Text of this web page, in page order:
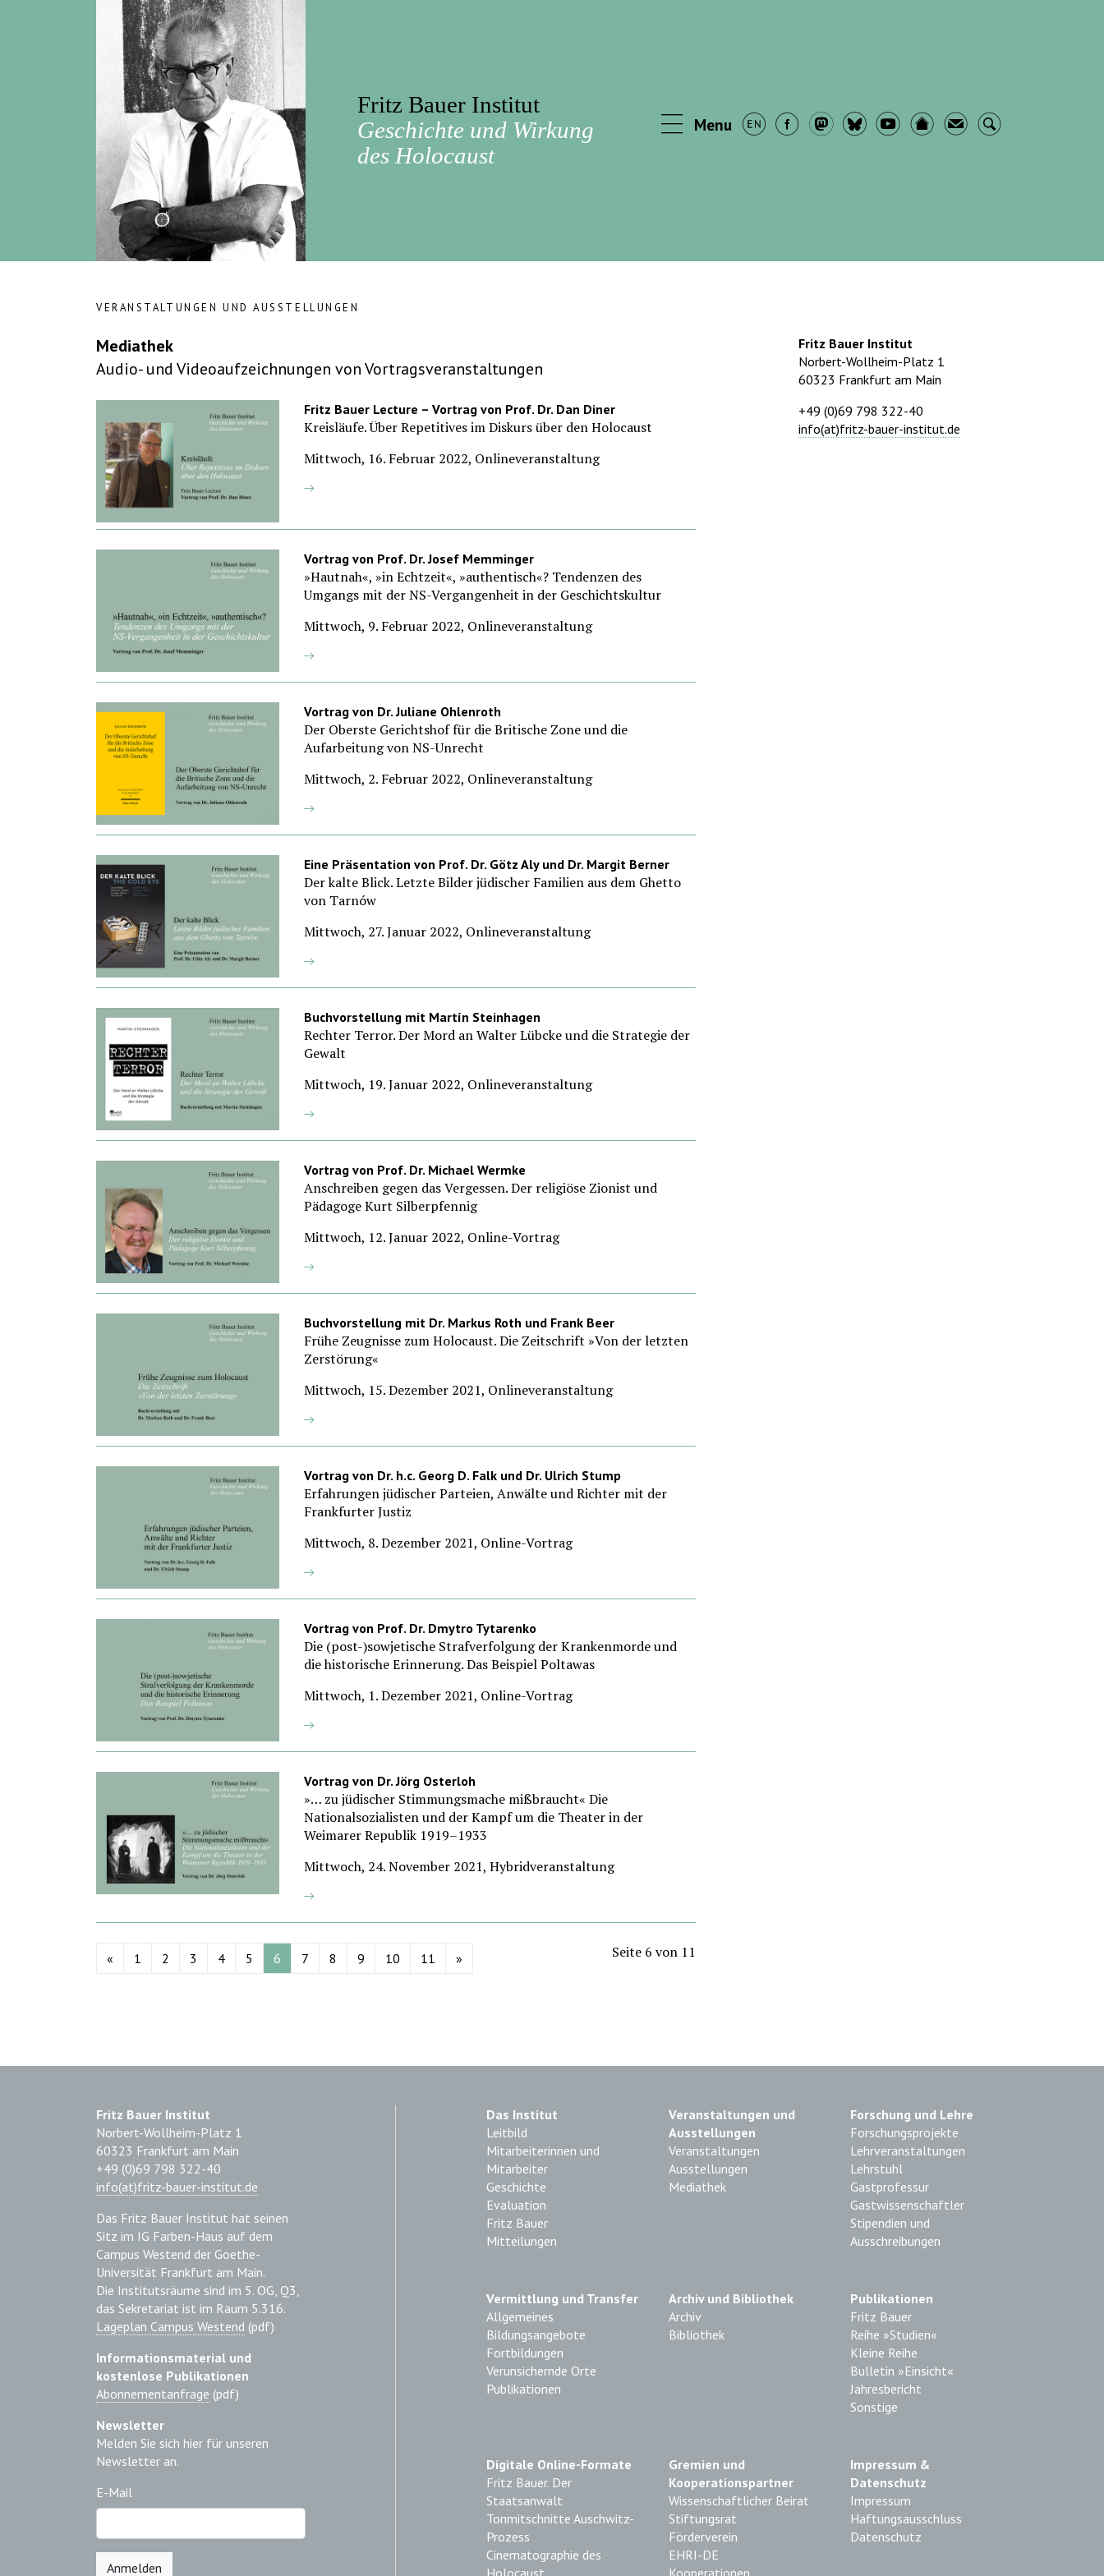
Fritz Bauer Institut
Geschichte und Wirkung
des Holocaust
Menu
VERANSTALTUNGEN UND AUSSTELLUNGEN
Mediathek
Audio- und Videoaufzeichnungen von Vortragsveranstaltungen
Fritz Bauer Lecture – Vortrag von Prof. Dr. Dan Diner
Kreisläufe. Über Repetitives im Diskurs über den Holocaust
Mittwoch, 16. Februar 2022, Onlineveranstaltung
Vortrag von Prof. Dr. Josef Memminger
»Hautnah«, »in Echtzeit«, »authentisch«? Tendenzen des
Umgangs mit der NS-Vergangenheit in der Geschichtskultur
Mittwoch, 9. Februar 2022, Onlineveranstaltung
Vortrag von Dr. Juliane Ohlenroth
Der Oberste Gerichtshof für die Britische Zone und die
Aufarbeitung von NS-Unrecht
Mittwoch, 2. Februar 2022, Onlineveranstaltung
Eine Präsentation von Prof. Dr. Götz Aly und Dr. Margit Berner
Der kalte Blick. Letzte Bilder jüdischer Familien aus dem Ghetto
von Tarnów
Mittwoch, 27. Januar 2022, Onlineveranstaltung
Buchvorstellung mit Martín Steinhagen
Rechter Terror. Der Mord an Walter Lübcke und die Strategie der
Gewalt
Mittwoch, 19. Januar 2022, Onlineveranstaltung
Vortrag von Prof. Dr. Michael Wermke
Anschreiben gegen das Vergessen. Der religiöse Zionist und
Pädagoge Kurt Silberpfennig
Mittwoch, 12. Januar 2022, Online-Vortrag
Buchvorstellung mit Dr. Markus Roth und Frank Beer
Frühe Zeugnisse zum Holocaust. Die Zeitschrift »Von der letzten
Zerstörung«
Mittwoch, 15. Dezember 2021, Onlineveranstaltung
Vortrag von Dr. h.c. Georg D. Falk und Dr. Ulrich Stump
Erfahrungen jüdischer Parteien, Anwälte und Richter mit der
Frankfurter Justiz
Mittwoch, 8. Dezember 2021, Online-Vortrag
Vortrag von Prof. Dr. Dmytro Tytarenko
Die (post-)sowjetische Strafverfolgung der Krankenmorde und
die historische Erinnerung. Das Beispiel Poltawas
Mittwoch, 1. Dezember 2021, Online-Vortrag
Vortrag von Dr. Jörg Osterloh
»… zu jüdischer Stimmungsmache mißbraucht« Die
Nationalsozialisten und der Kampf um die Theater in der
Weimarer Republik 1919–1933
Mittwoch, 24. November 2021, Hybridveranstaltung
« 1 2 3 4 5 6 7 8 9 10 11 » Seite 6 von 11
Fritz Bauer Institut
Norbert-Wollheim-Platz 1
60323 Frankfurt am Main
+49 (0)69 798 322-40
info(at)fritz-bauer-institut.de
Fritz Bauer Institut
Norbert-Wollheim-Platz 1
60323 Frankfurt am Main
+49 (0)69 798 322-40
info(at)fritz-bauer-institut.de
Das Fritz Bauer Institut hat seinen
Sitz im IG Farben-Haus auf dem
Campus Westend der Goethe-
Universität Frankfurt am Main.
Die Institutsräume sind im 5. OG, Q3,
das Sekretariat ist im Raum 5.316.
Lageplan Campus Westend (pdf)
Informationsmaterial und
kostenlose Publikationen
Abonnementanfrage (pdf)
Newsletter
Melden Sie sich hier für unseren
Newsletter an.
E-Mail
Anmelden
Das Institut
Leitbild
Mitarbeiterinnen und
Mitarbeiter
Geschichte
Evaluation
Fritz Bauer
Mitteilungen
Veranstaltungen und
Ausstellungen
Veranstaltungen
Ausstellungen
Mediathek
Forschung und Lehre
Forschungsprojekte
Lehrveranstaltungen
Lehrstuhl
Gastprofessur
Gastwissenschaftler
Stipendien und
Ausschreibungen
Vermittlung und Transfer
Allgemeines
Bildungsangebote
Fortbildungen
Verunsichernde Orte
Publikationen
Archiv und Bibliothek
Archiv
Bibliothek
Publikationen
Fritz Bauer
Reihe »Studien«
Kleine Reihe
Bulletin »Einsicht«
Jahresbericht
Sonstige
Digitale Online-Formate
Fritz Bauer. Der
Staatsanwalt
Tonmitschnitte Auschwitz-
Prozess
Cinematographie des
Holocaust
Gremien und
Kooperationspartner
Wissenschaftlicher Beirat
Stiftungsrat
Förderverein
EHRI-DE
Kooperationen
Impressum &
Datenschutz
Impressum
Haftungsausschluss
Datenschutz